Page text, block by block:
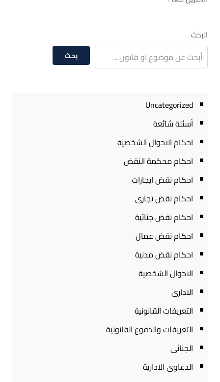
البحث
بحث
Uncategorized
أسئلة شائعة
احكام الاحوال الشخصية
احكام محكمة النقض
احكام نقض ايجارات
احكام نقض تجارى
احكام نقض جنائية
احكام نقض عمال
احكام نقض مدنية
الاحوال الشخصية
الادارى
التعريفات القانونية
التعريفات والدفوع القانونية
الجنائى
الدعاوى الادارية